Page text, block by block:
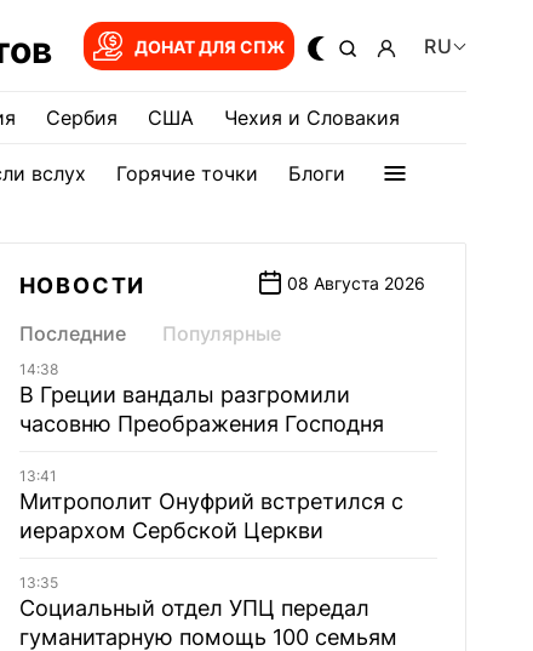
ДОНАТ ДЛЯ СПЖ RU
Сербия США Чехия и Словакия
вслух Горячие точки Блоги
НОВОСТИ 08 Августа 2026
Последние Популярные
14:38
В Греции вандалы разгромили
часовню Преображения Господня
13:41
Митрополит Онуфрий встретился с
иерархом Сербской Церкви
13:35
Социальный отдел УПЦ передал
гуманитарную помощь 100 семьям